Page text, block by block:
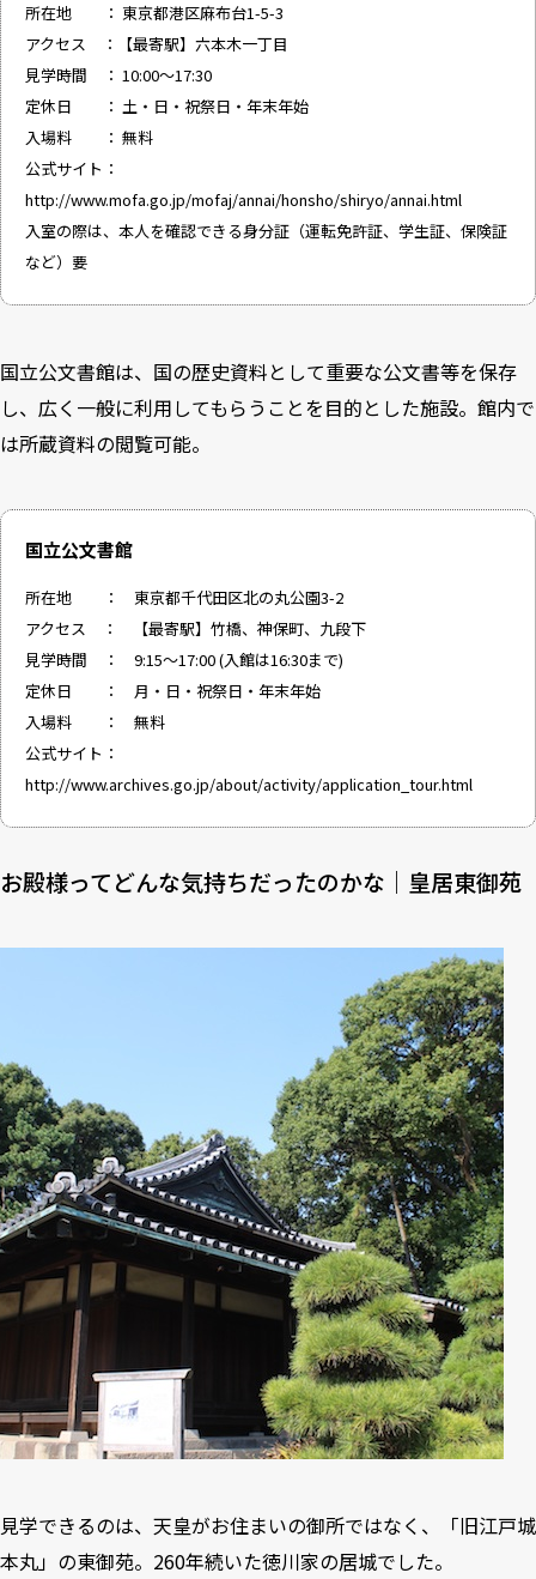
所在地 ： 東京都港区麻布台1-5-3
アクセス ：【最寄駅】六本木一丁目
見学時間 ： 10:00～17:30
定休日 ： 土・日・祝祭日・年末年始
入場料 ： 無料
公式サイト：
http://www.mofa.go.jp/mofaj/annai/honsho/shiryo/annai.html
入室の際は、本人を確認できる身分証（運転免許証、学生証、保険証
など）要
国立公文書館は、国の歴史資料として重要な公文書等を保存
し、広く一般に利用してもらうことを目的とした施設。館内で
は所蔵資料の閲覧可能。
国立公文書館
所在地 ： 東京都千代田区北の丸公園3-2
アクセス ： 【最寄駅】竹橋、神保町、九段下
見学時間 ： 9:15～17:00 (入館は16:30まで)
定休日 ： 月・日・祝祭日・年末年始
入場料 ： 無料
公式サイト：
http://www.archives.go.jp/about/activity/application_tour.html
お殿様ってどんな気持ちだったのかな｜皇居東御苑
見学できるのは、天皇がお住まいの御所ではなく、「旧江戸城
本丸」の東御苑。260年続いた徳川家の居城でした。